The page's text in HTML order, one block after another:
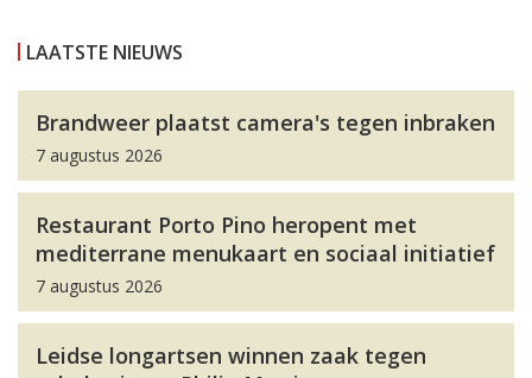
LAATSTE NIEUWS
Brandweer plaatst camera's tegen inbraken
7 augustus 2026
Restaurant Porto Pino heropent met
mediterrane menukaart en sociaal initiatief
7 augustus 2026
Leidse longartsen winnen zaak tegen